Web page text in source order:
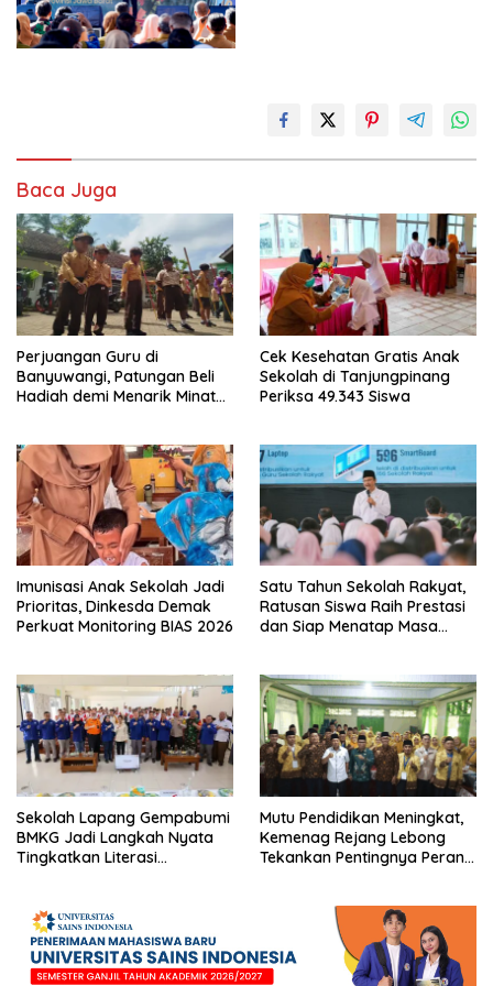
Baca Juga
Perjuangan Guru di
Banyuwangi, Patungan Beli
Hadiah demi Menarik Minat
Cek Kesehatan Gratis Anak
Sekolah di Tanjungpinang
Periksa 49.343 Siswa
Imunisasi Anak Sekolah Jadi
Prioritas, Dinkesda Demak
Perkuat Monitoring BIAS 2026
Satu Tahun Sekolah Rakyat,
Ratusan Siswa Raih Prestasi
dan Siap Menatap Masa
Sekolah Lapang Gempabumi
BMKG Jadi Langkah Nyata
Tingkatkan Literasi
Mutu Pendidikan Meningkat,
Kemenag Rejang Lebong
Tekankan Pentingnya Peran